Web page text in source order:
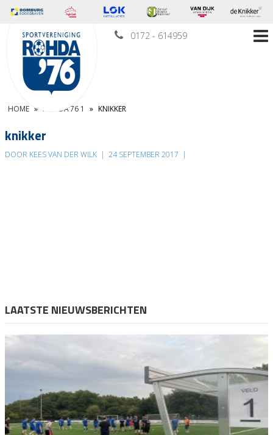
0172 - 614959
HOME » ROHDA’76 1 » KNIKKER
knikker
DOOR KEES VAN DER WILK | 24 SEPTEMBER 2017 |
LAATSTE NIEUWSBERICHTEN